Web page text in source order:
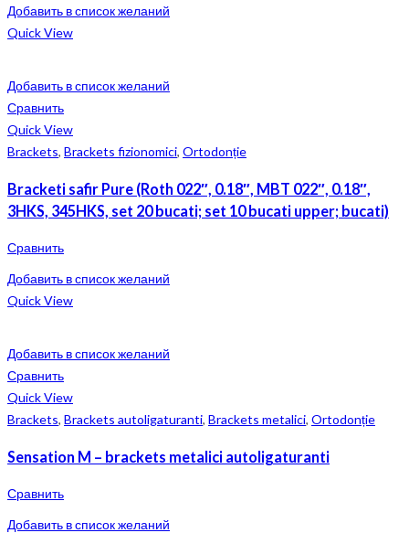
Добавить в список желаний
Quick View
Добавить в список желаний
Сравнить
Quick View
Brackets, Brackets fizionomici, Ortodonție
Bracketi safir Pure (Roth 022″, 0.18″, MBT 022″, 0.18″,
3HKS, 345HKS, set 20 bucati; set 10 bucati upper; bucati)
Сравнить
Добавить в список желаний
Quick View
Добавить в список желаний
Сравнить
Quick View
Brackets, Brackets autoligaturanti, Brackets metalici, Ortodonție
Sensation M – brackets metalici autoligaturanti
Сравнить
Добавить в список желаний